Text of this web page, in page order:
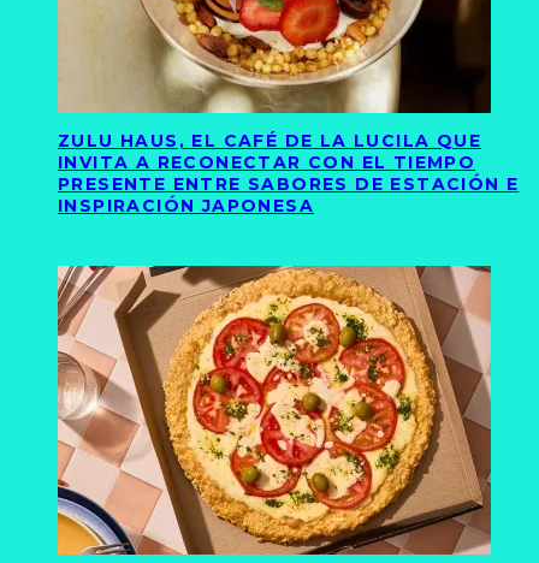
ZULU HAUS, EL CAFÉ DE LA LUCILA QUE
INVITA A RECONECTAR CON EL TIEMPO
PRESENTE ENTRE SABORES DE ESTACIÓN E
INSPIRACIÓN JAPONESA